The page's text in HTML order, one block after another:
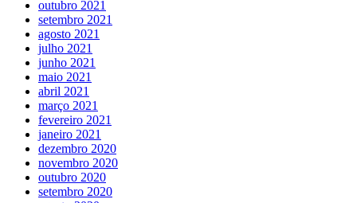
outubro 2021
setembro 2021
agosto 2021
julho 2021
junho 2021
maio 2021
abril 2021
março 2021
fevereiro 2021
janeiro 2021
dezembro 2020
novembro 2020
outubro 2020
setembro 2020